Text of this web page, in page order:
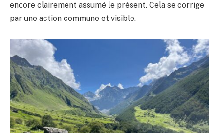
encore clairement assumé le présent. Cela se corrige
par une action commune et visible.